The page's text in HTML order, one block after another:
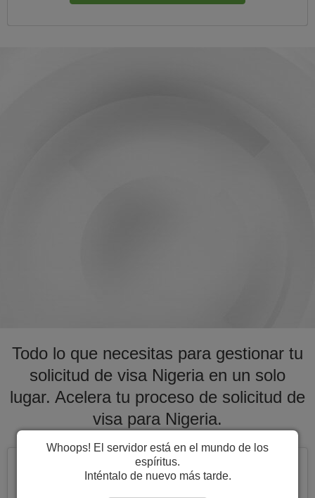
Todo lo que necesitas para gestionar tu
solicitud de visa Nigeria en un solo
lugar. Acelera tu proceso de solicitud de
visa para Nigeria.
Whoops! El servidor está en el mundo de los
espíritus.
Inténtalo de nuevo más tarde.